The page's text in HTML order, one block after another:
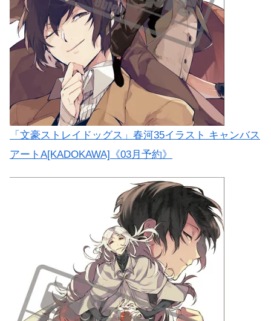
「文豪ストレイドッグス」春河35イラスト キャンバス
アートA[KADOKAWA]《03月予約》